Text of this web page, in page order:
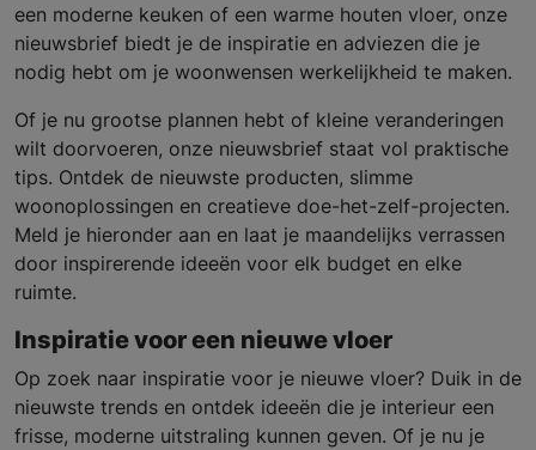
een moderne keuken of een warme houten vloer, onze
nieuwsbrief biedt je de inspiratie en adviezen die je
nodig hebt om je woonwensen werkelijkheid te maken.
Of je nu grootse plannen hebt of kleine veranderingen
wilt doorvoeren, onze nieuwsbrief staat vol praktische
tips. Ontdek de nieuwste producten, slimme
woonoplossingen en creatieve doe-het-zelf-projecten.
Meld je hieronder aan en laat je maandelijks verrassen
door inspirerende ideeën voor elk budget en elke
ruimte.
Inspiratie voor een nieuwe vloer
Op zoek naar inspiratie voor je nieuwe vloer? Duik in de
nieuwste trends en ontdek ideeën die je interieur een
frisse, moderne uitstraling kunnen geven. Of je nu je